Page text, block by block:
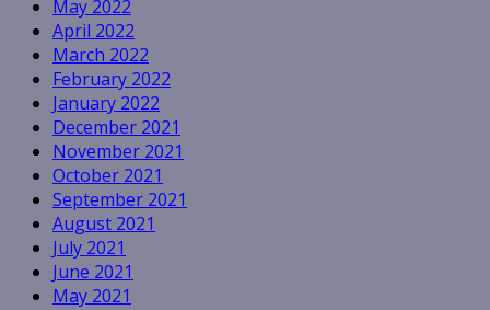
May 2022
April 2022
March 2022
February 2022
January 2022
December 2021
November 2021
October 2021
September 2021
August 2021
July 2021
June 2021
May 2021